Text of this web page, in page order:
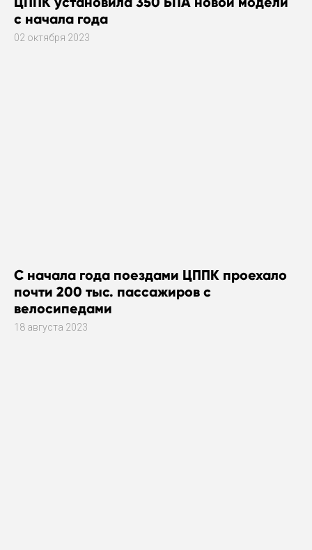
с начала года
02 октября 2023
С начала года поездами ЦППК проехало
почти 200 тыс. пассажиров с
велосипедами
18 августа 2023